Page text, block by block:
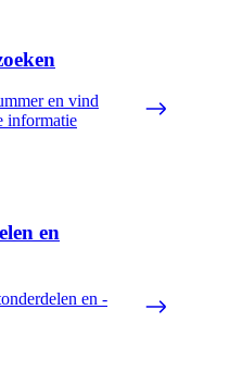
en vind
informatie
en
en -